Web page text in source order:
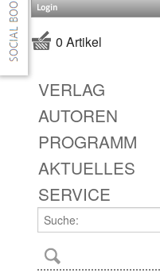
Login
0 Artikel
VERLAG
AUTOREN
PROGRAMM
AKTUELLES
SERVICE